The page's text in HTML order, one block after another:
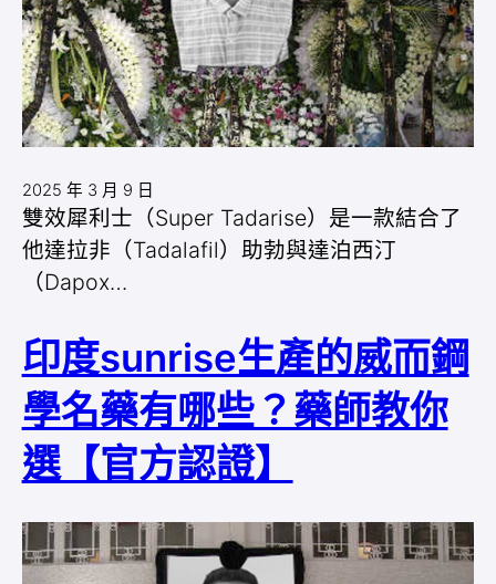
2025 年 3 月 9 日
雙效犀利士（Super Tadarise）是一款結合了
他達拉非（Tadalafil）助勃與達泊西汀
（Dapox…
印度sunrise生產的威而鋼
學名藥有哪些？藥師教你
選【官方認證】